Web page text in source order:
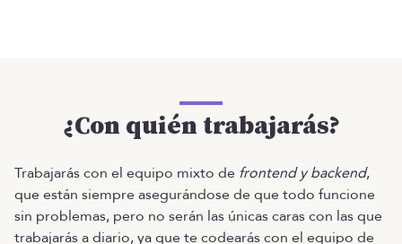
¿Con quién trabajarás?
Trabajarás con el equipo mixto de frontend y backend,
que están siempre asegurándose de que todo funcione
sin problemas, pero no serán las únicas caras con las que
trabajarás a diario, ya que te codearás con el equipo de